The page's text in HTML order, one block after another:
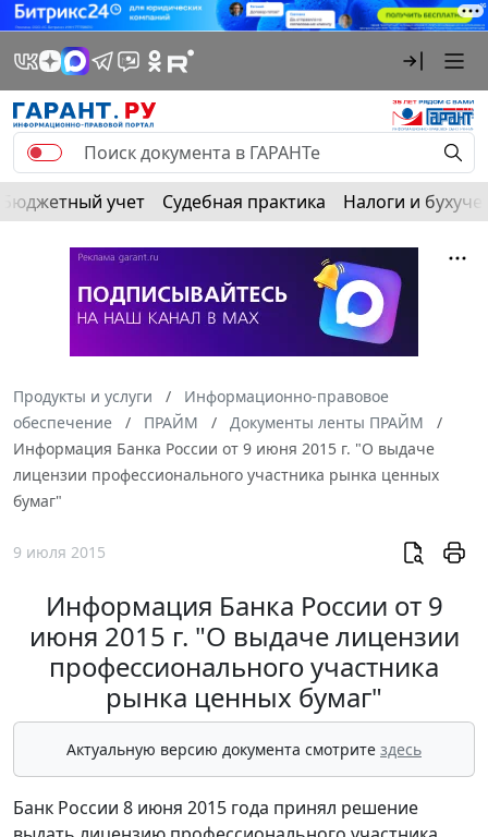
Бюджетный учет Судебная практика Налоги и
Продукты и услуги
Информационно-правовое
обеспечение
ПРАЙМ
Документы ленты ПРАЙМ
Информация Банка России от 9 июня 2015 г. "О выдаче
лицензии профессионального участника рынка ценных
бумаг"
9 июля 2015
Информация Банка России от 9
июня 2015 г. "О выдаче лицензии
профессионального участника
рынка ценных бумаг"
Актуальную версию документа смотрите здесь
Банк России 8 июня 2015 года принял решение